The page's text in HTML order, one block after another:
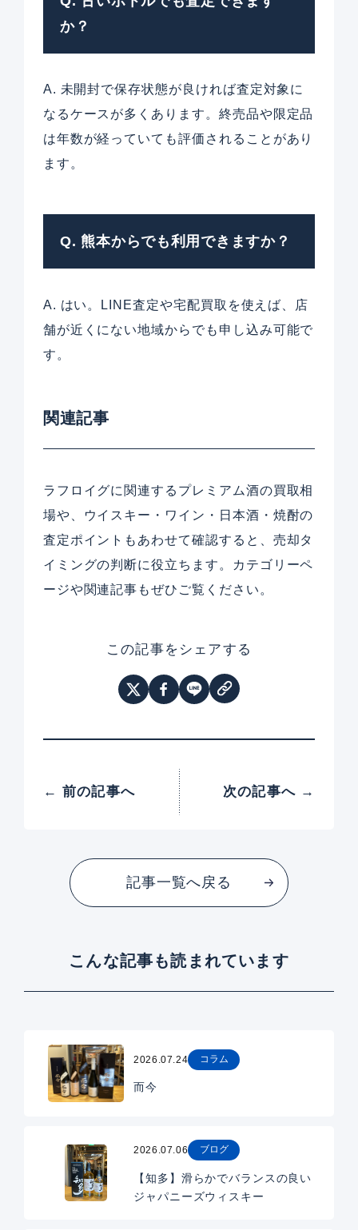
か？
A. 未開封で保存状態が良ければ査定対象に
なるケースが多くあります。終売品や限定品
は年数が経っていても評価されることがあり
ます。
Q. 熊本からでも利用できますか？
A. はい。LINE査定や宅配買取を使えば、店
舗が近くにない地域からでも申し込み可能で
す。
関連記事
ラフロイグに関連するプレミアム酒の買取相
場や、ウイスキー・ワイン・日本酒・焼酎の
査定ポイントもあわせて確認すると、売却タ
イミングの判断に役立ちます。カテゴリーペ
ージや関連記事もぜひご覧ください。
この記事をシェアする
← 前の記事へ 次の記事へ →
記事一覧へ戻る
こんな記事も読まれています
2026.07.24 コラム
而今
2026.07.06 ブログ
【知多】滑らかでバランスの良い
ジャパニーズウィスキー